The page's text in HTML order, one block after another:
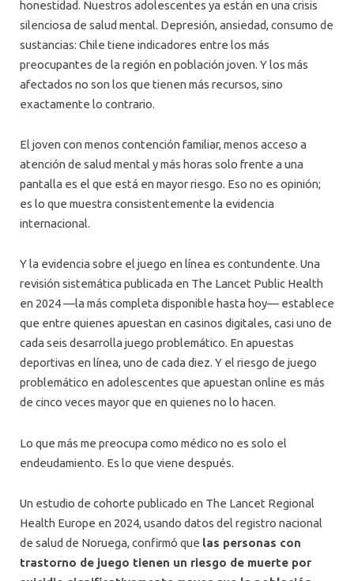
honestidad. Nuestros adolescentes ya están en una crisis
silenciosa de salud mental. Depresión, ansiedad, consumo de
sustancias: Chile tiene indicadores entre los más
preocupantes de la región en población joven. Y los más
afectados no son los que tienen más recursos, sino
exactamente lo contrario.
El joven con menos contención familiar, menos acceso a
atención de salud mental y más horas solo frente a una
pantalla es el que está en mayor riesgo. Eso no es opinión;
es lo que muestra consistentemente la evidencia
internacional.
Y la evidencia sobre el juego en línea es contundente. Una
revisión sistemática publicada en The Lancet Public Health
en 2024 —la más completa disponible hasta hoy— establece
que entre quienes apuestan en casinos digitales, casi uno de
cada seis desarrolla juego problemático. En apuestas
deportivas en línea, uno de cada diez. Y el riesgo de juego
problemático en adolescentes que apuestan online es más
de cinco veces mayor que en quienes no lo hacen.
Lo que más me preocupa como médico no es solo el
endeudamiento. Es lo que viene después.
Un estudio de cohorte publicado en The Lancet Regional
Health Europe en 2024, usando datos del registro nacional
de salud de Noruega, confirmó que las personas con
trastorno de juego tienen un riesgo de muerte por